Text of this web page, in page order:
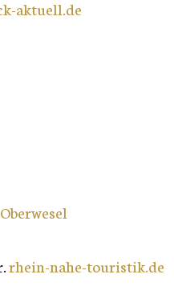
aktuell.de
rhein-nahe-touristik.de